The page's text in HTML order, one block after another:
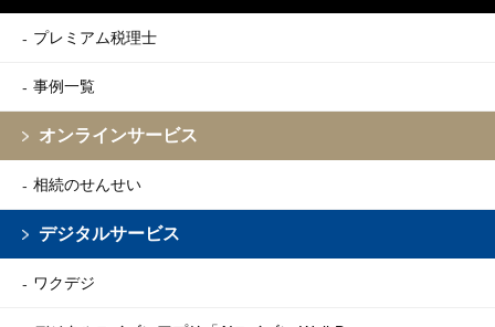
プレミアム税理士
事例一覧
オンラインサービス
相続のせんせい
デジタルサービス
ワクデジ